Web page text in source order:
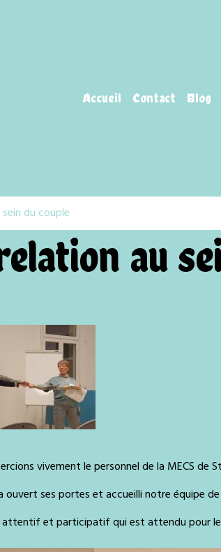
Accueil Contact Blog
du couple
au
vivement le personnel de la MECS de
ouvert ses portes et accueilli notre équipe
attentif et participatif qui est attendu pour